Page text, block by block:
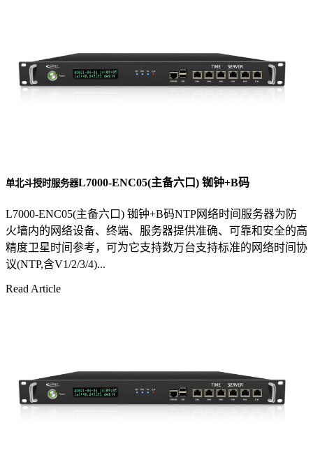
单北斗授时服务器L7000-ENC05(主备六口) 铷钟+B码
L7000-ENC05(主备六口) 铷钟+B码NTP网络时间服务器为防
火墙内的网络设备、终端、服务器提供准确、可靠和安全的高
精度卫星时间参考，可为它支持数万台支持标准的网络时间协
议(NTP,含V1/2/3/4)...
Read Article